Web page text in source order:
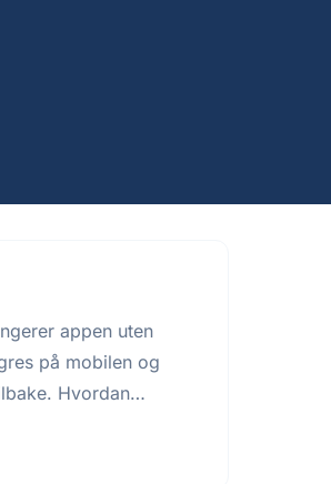
appen uten
på mobilen og
Hvordan